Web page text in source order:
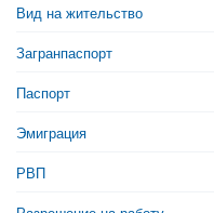
Вид на жительство
Загранпаспорт
Паспорт
Эмиграция
РВП